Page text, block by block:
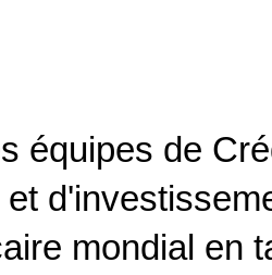
équipes de
mondial en